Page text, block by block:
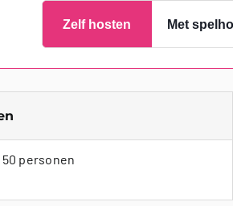
Zelf hosten Met
50 personen